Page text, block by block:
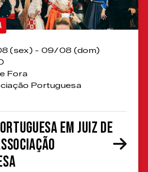
(sex) - 09/08 (dom)
Fora
Portuguesa
em Juiz de